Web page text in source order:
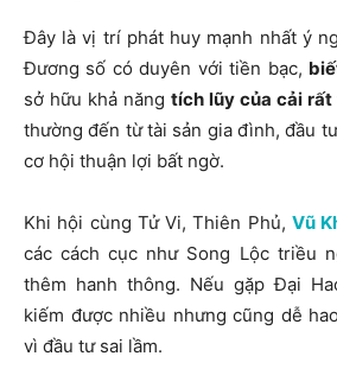
Đây là vị trí phát huy mạnh nhất ý
Đương số có duyên với tiền bạc,
sở hữu khả năng tích lũy của cải
thường đến từ tài sản gia đình, đầu
cơ hội thuận lợi bất ngờ.
Khi hội cùng Tử Vi, Thiên Phủ, Vũ
các cách cục như Song Lộc triều
thêm hanh thông. Nếu gặp Đại
kiếm được nhiều nhưng cũng dễ
vì đầu tư sai lầm.